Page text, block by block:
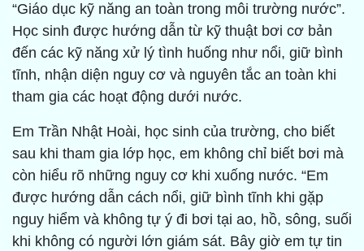
“Giáo dục kỹ năng an toàn trong môi trường nước”.
Học sinh được hướng dẫn từ kỹ thuật bơi cơ bản
đến các kỹ năng xử lý tình huống như nổi, giữ bình
tĩnh, nhận diện nguy cơ và nguyên tắc an toàn khi
tham gia các hoạt động dưới nước.
Em Trần Nhật Hoài, học sinh của trường, cho biết
sau khi tham gia lớp học, em không chỉ biết bơi mà
còn hiểu rõ những nguy cơ khi xuống nước. “Em
được hướng dẫn cách nổi, giữ bình tĩnh khi gặp
nguy hiểm và không tự ý đi bơi tại ao, hồ, sông, suối
khi không có người lớn giám sát. Bây giờ em tự tin